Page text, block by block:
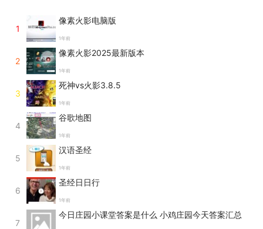
1
像素火影电脑版
1年前
2
像素火影2025最新版本
1年前
3
死神vs火影3.8.5
1年前
4
谷歌地图
1年前
5
汉语圣经
1年前
6
圣经日日行
1年前
7
今日庄园小课堂答案是什么 小鸡庄园今天答案汇总